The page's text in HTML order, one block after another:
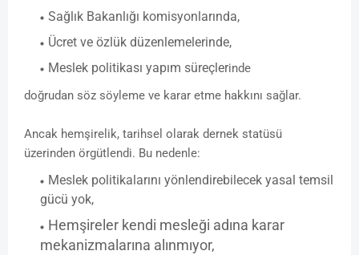
Sağlık Bakanlığı komisyonlarında,
Ücret ve özlük düzenlemelerinde,
Meslek politikası yapım süreçlerinde
doğrudan söz söyleme ve karar etme hakkını sağlar.
Ancak hemşirelik, tarihsel olarak dernek statüsü
üzerinden örgütlendi. Bu nedenle:
Meslek politikalarını yönlendirebilecek yasal temsil
gücü yok,
Hemşireler kendi mesleği adına karar
mekanizmalarına alınmıyor,